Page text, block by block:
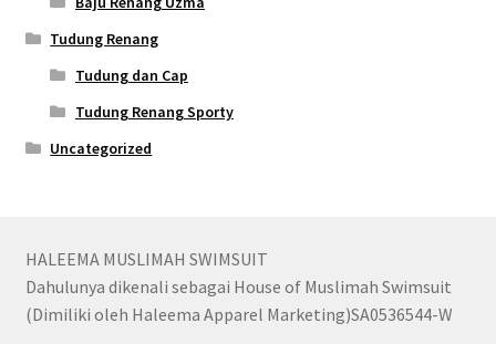
Tudung Renang
Tudung dan Cap
Tudung Renang Sporty
Uncategorized
HALEEMA MUSLIMAH SWIMSUIT
Dahulunya dikenali sebagai House of Muslimah Swimsuit
(Dimiliki oleh Haleema Apparel Marketing)SA0536544-W